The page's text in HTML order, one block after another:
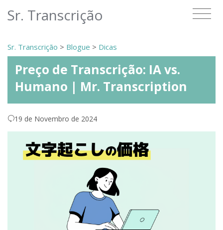
Sr. Transcrição
Sr. Transcrição > Blogue > Dicas
Preço de Transcrição: IA vs.
Humano | Mr. Transcription
19 de Novembro de 2024